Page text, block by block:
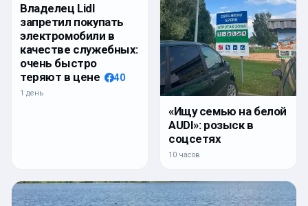
Владелец Lidl
запретил покупать
электромобили в
качестве служебных:
очень быстро
теряют в цене
40
1 день
«Ищу семью на белой
AUDI»: розыск в
соцсетях
10 часов